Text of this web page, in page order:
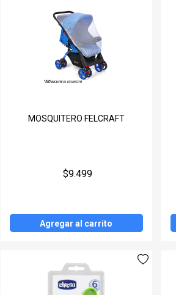
MOSQUITERO FELCRAFT
$9.499
Agregar al carrito